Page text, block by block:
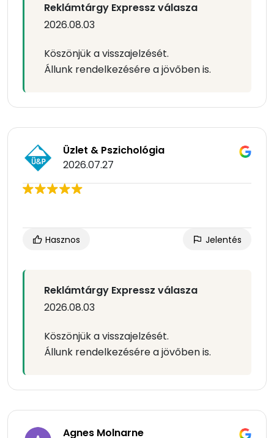
Reklámtárgy Expressz válasza
2026.08.03
Köszönjük a visszajelzését.
Állunk rendelkezésére a jövőben is.
Üzlet & Pszichológia
2026.07.27
Hasznos Jelentés
Reklámtárgy Expressz válasza
2026.08.03
Köszönjük a visszajelzését.
Állunk rendelkezésére a jövőben is.
Agnes Molnarne